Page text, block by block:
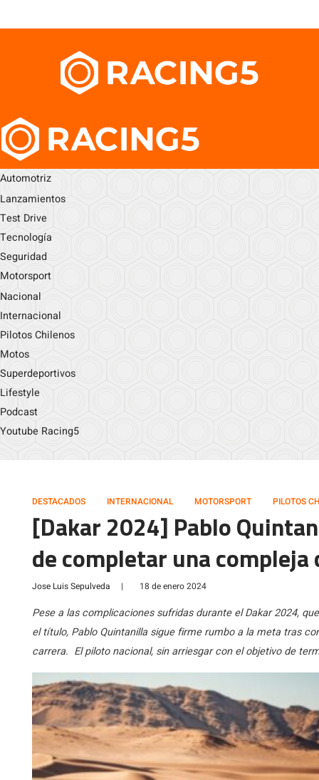
Automotriz
Lanzamientos
Test Drive
Tecnología
Seguridad
Motorsport
Nacional
Internacional
Pilotos Chilenos
Motos
Superdeportivos
Lifestyle
Podcast
Youtube Racing5
DESTACADOS INTERNACIONAL MOTORSPORT PILOTOS
[Dakar 2024] Pablo
de completar una compleja
Jose Luis Sepulveda | 18 de enero 2024
Pese a las complicaciones sufridas durante el Dakar 2024,
el título, Pablo Quintanilla sigue firme rumbo a la meta tras
carrera. El piloto nacional, sin arriesgar con el objetivo de